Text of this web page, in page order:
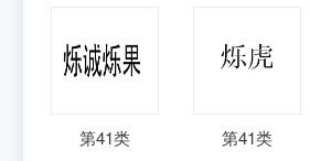
第41类 第41类